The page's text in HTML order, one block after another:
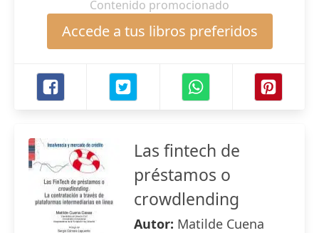
Contenido promocionado
Accede a tus libros preferidos
Las fintech de
préstamos o
crowdlending
Autor: Matilde Cuena